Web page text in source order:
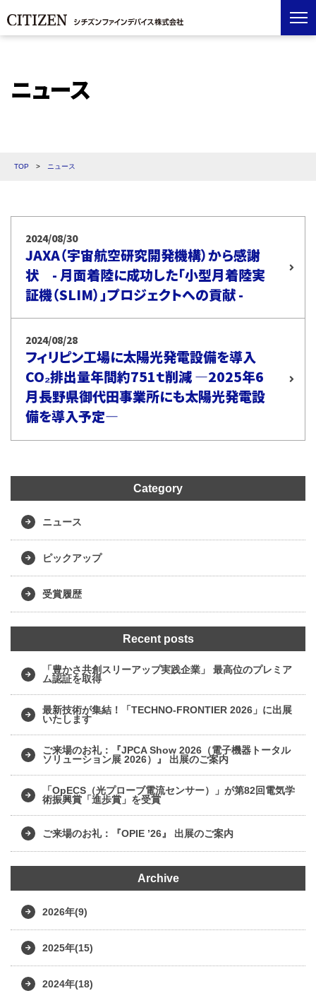
ニュース
TOP > ニュース
2024/08/30
JAXA（宇宙航空研究開発機構）から感謝
状 - 月面着陸に成功した「小型月着陸実
証機（SLIM）」プロジェクトへの貢献 -
2024/08/28
フィリピン工場に太陽光発電設備を導入
CO₂排出量年間約751ｔ削減 ―2025年6
月長野県御代田事業所にも太陽光発電設
備を導入予定―
Category
ニュース
ピックアップ
受賞履歴
Recent posts
「豊かさ共創スリーアップ実践企業」 最高位のプレミア
ム認証を取得
最新技術が集結！「TECHNO-FRONTIER 2026」に出展
いたします
ご来場のお礼：『JPCA Show 2026（電子機器トータル
ソリューション展 2026）』 出展のご案内
「OpECS（光プローブ電流センサー）」が第82回電気学
術振興賞「進歩賞」を受賞
ご来場のお礼：『OPIE ’26』 出展のご案内
Archive
2026年(9)
2025年(15)
2024年(18)